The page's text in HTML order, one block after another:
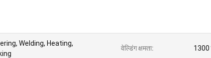
Welding, Heating,
वेल्डिंग क्षमता: 1300